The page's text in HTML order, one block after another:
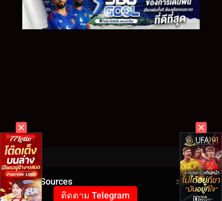
Video Sources 2426 Views
ติดตาม Telegram